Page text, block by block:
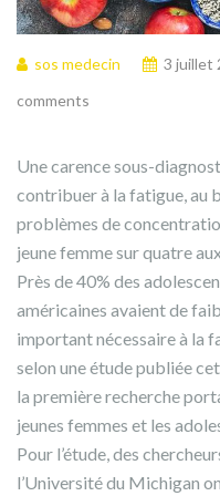
sos medecin 3 juillet
comments
Une carence sous-
contribuer à la fatigue, au
problèmes de
jeune femme sur quatre
Près de 40% des
américaines avaient de
important nécessaire à la
selon une étude publiée
la première recherche
jeunes femmes et les
Pour l’étude, des
l’Université du Michigan